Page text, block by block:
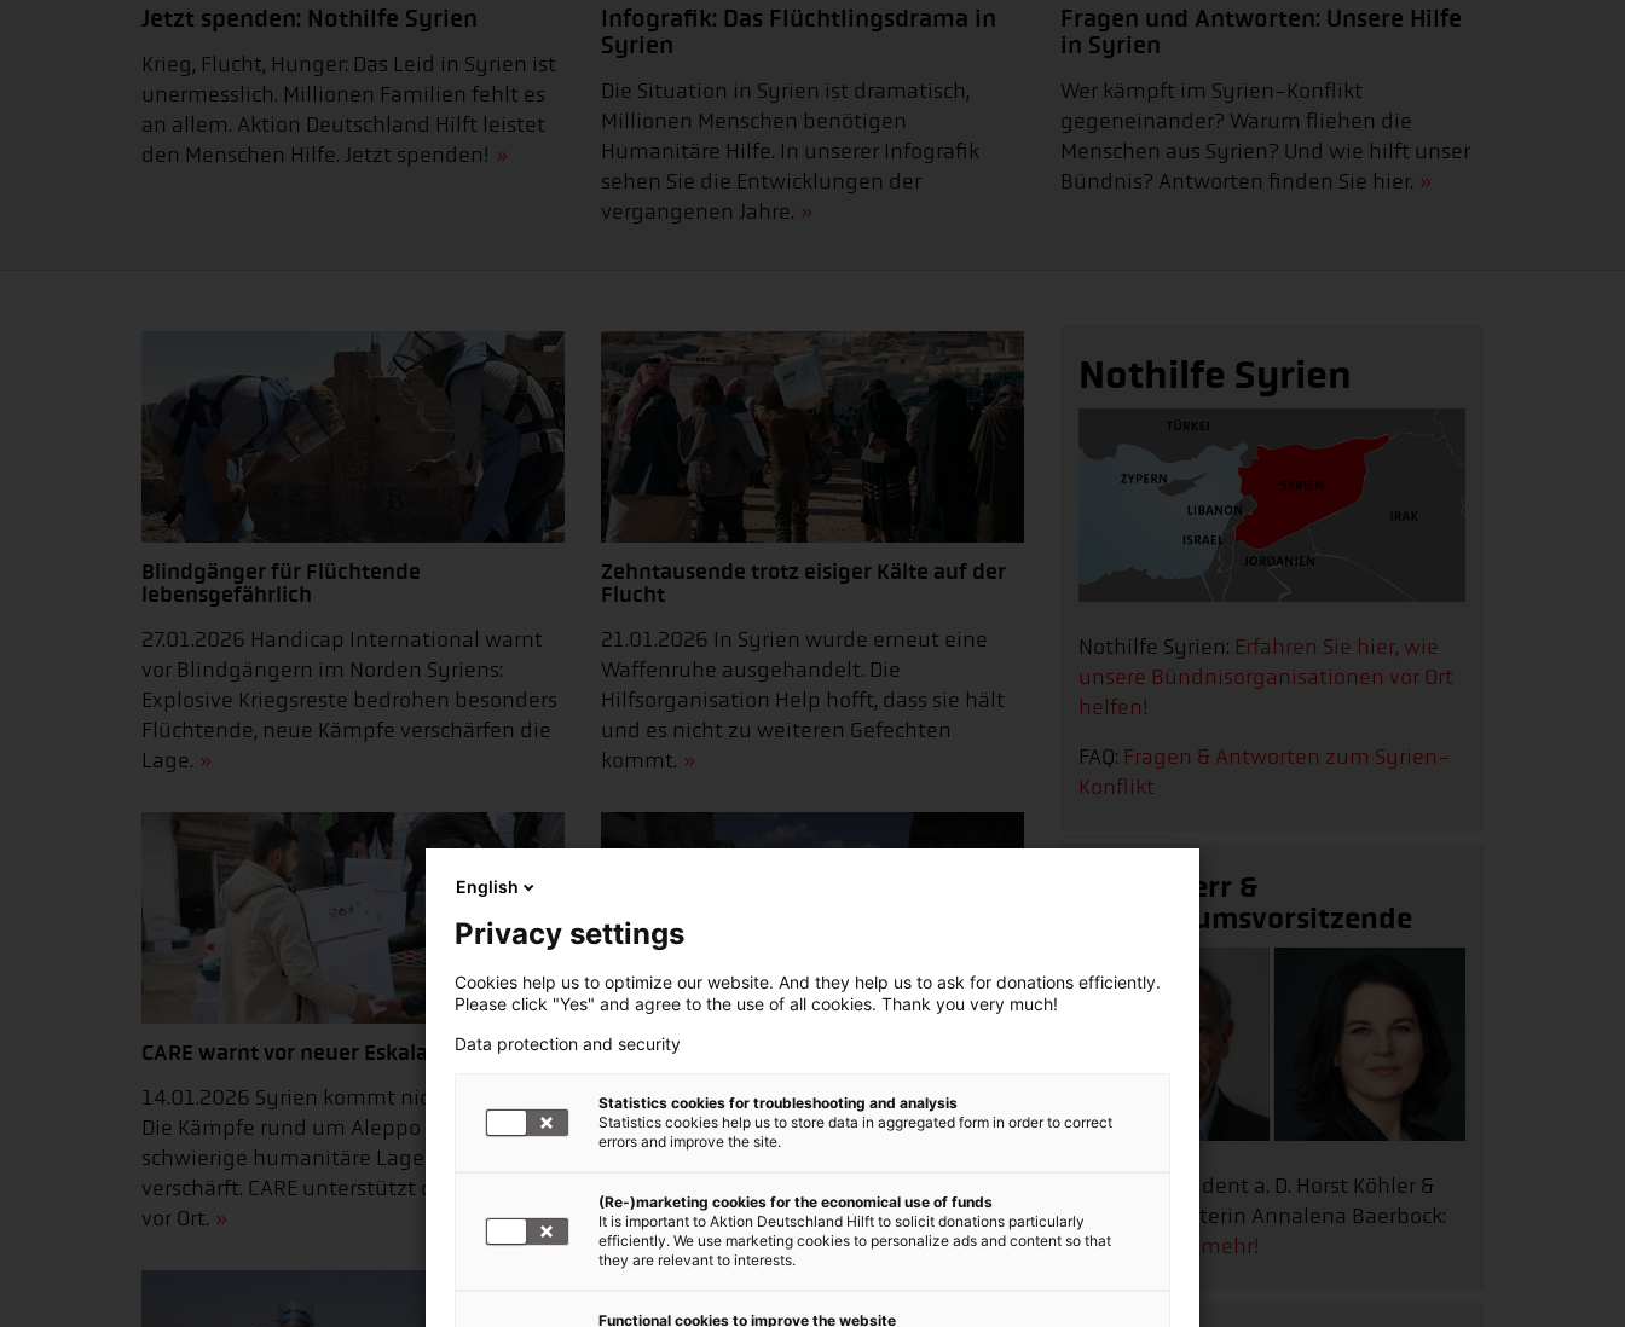
Jetzt spenden: Nothilfe Syrien
Krieg, Flucht, Hunger: Das Leid in Syrien ist
unermesslich. Millionen Familien fehlt es
an allem. Aktion Deutschland Hilft leistet
den Menschen Hilfe. Jetzt spenden!
Infografik: Das Flüchtlingsdrama in
Syrien
Die Situation in Syrien ist dramatisch,
Millionen Menschen benötigen
Humanitäre Hilfe. In unserer Infografik
sehen Sie die Entwicklungen der
vergangenen Jahre.
Fragen und Antworten: Unsere Hilfe
in Syrien
Wer kämpft im Syrien-Konflikt
gegeneinander? Warum fliehen die
Menschen aus Syrien? Und wie hilft unser
Bündnis? Antworten finden Sie hier.
Blindgänger für Flüchtende
lebensgefährlich
27.01.2026 Handicap International warnt
vor Blindgängern im Norden Syriens:
Explosive Kriegsreste bedrohen besonders
Flüchtende, neue Kämpfe verschärfen die
Lage.
Zehntausende trotz eisiger Kälte auf der
Flucht
21.01.2026 In Syrien wurde erneut eine
Waffenruhe ausgehandelt. Die
Hilfsorganisation Help hofft, dass sie hält
und es nicht zu weiteren Gefechten
kommt.
CARE warnt vor neuer Eskalation
14.01.2026 Syrien kommt nicht zur Ruhe:
Die Kämpfe rund um Aleppo haben die
schwierige humanitäre Lage weiter
verschärft. CARE unterstützt die Menschen
vor Ort.
Kämpfe in Aleppo: Help setzt
07.01.2026 Aufgrund erneuter Kämpfe in
Aleppo ist die Hilfsorganisation Help
Unterstützung vor Ort zu pausieren.
Nothilfe Syrien
Nothilfe Syrien: Erfahren Sie hier, wie
unsere Bündnisorganisationen vor Ort
helfen!
FAQ: Fragen & Antworten zum Syrien-
Konflikt
Schirmherr &
Kuratoriumsvorsitzende
Bundespräsident a. D. Horst Köhler &
Außenministerin Annalena Baerbock:
Erfahren Sie mehr!
English
Privacy settings
Cookies help us to optimize our website. And they help us to ask for donations efficiently.
Please click "Yes" and agree to the use of all cookies. Thank you very much!
Data protection and security
Statistics cookies for troubleshooting and analysis
Statistics cookies help us to store data in aggregated form in order to correct
errors and improve the site.
(Re-)marketing cookies for the economical use of funds
It is important to Aktion Deutschland Hilft to solicit donations particularly
efficiently. We use marketing cookies to personalize ads and content so that
they are relevant to interests.
Functional cookies to improve the website